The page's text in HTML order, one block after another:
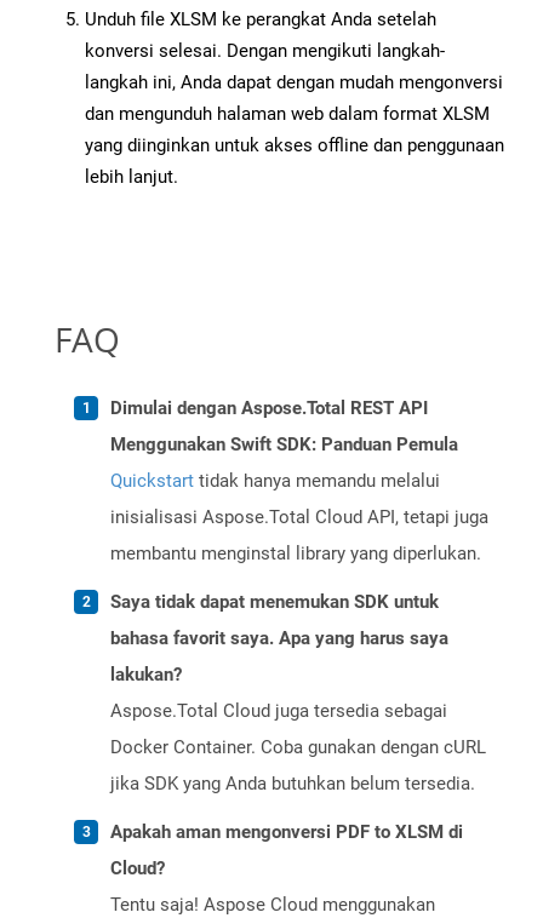
Unduh file XLSM ke perangkat Anda setelah
konversi selesai. Dengan mengikuti langkah-
langkah ini, Anda dapat dengan mudah mengonversi
dan mengunduh halaman web dalam format XLSM
yang diinginkan untuk akses offline dan penggunaan
lebih lanjut.
FAQ
Dimulai dengan Aspose.Total REST API
Menggunakan Swift SDK: Panduan Pemula
Quickstart tidak hanya memandu melalui
inisialisasi Aspose.Total Cloud API, tetapi juga
membantu menginstal library yang diperlukan.
Saya tidak dapat menemukan SDK untuk
bahasa favorit saya. Apa yang harus saya
lakukan?
Aspose.Total Cloud juga tersedia sebagai
Docker Container. Coba gunakan dengan cURL
jika SDK yang Anda butuhkan belum tersedia.
Apakah aman mengonversi PDF to XLSM di
Cloud?
Tentu saja! Aspose Cloud menggunakan